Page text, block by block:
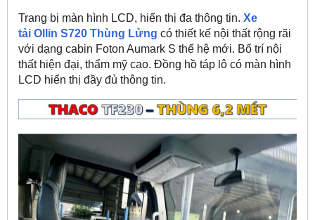
Trang bị màn hình LCD, hiển thị đa thông tin. Xe
tải Ollin S720 Thùng Lửng có thiết kế nội thất rộng rãi
với dạng cabin Foton Aumark S thế hệ mới. Bố trí nội
thất hiện đại, thẩm mỹ cao. Đồng hồ táp lô có màn hình
LCD hiển thị đầy đủ thông tin.